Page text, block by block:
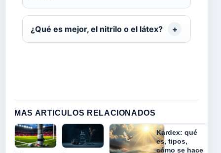
¿Qué es mejor, el nitrilo o el látex?
MAS ARTICULOS RELACIONADOS
Kardex: qué
es, tipos,
cómo se hace